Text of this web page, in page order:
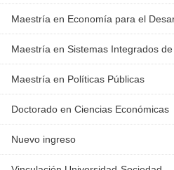
Maestría en Economía para el
Maestría en Sistemas Integrados
Maestría en Políticas Públicas
Doctorado en Ciencias Económicas
Nuevo ingreso